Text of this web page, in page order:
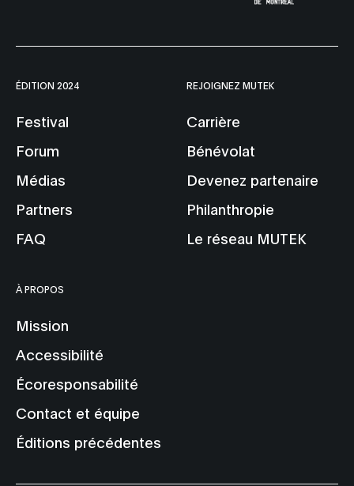
ÉDITION 2024
Festival
Forum
Médias
Partners
FAQ
REJOIGNEZ MUTEK
Carrière
Bénévolat
Devenez partenaire
Philanthropie
Le réseau MUTEK
À PROPOS
Mission
Accessibilité
Écoresponsabilité
Contact et équipe
Éditions précédentes